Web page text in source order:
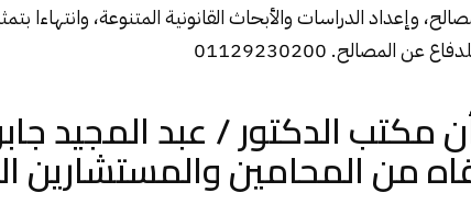
وإعداد الدراسات والأبحاث القانونية المتنوعة، وانتهاءا
عن المصالح. 01129230200
مكتب الدكتور / عبد المجيد
من المحامين والمستشارين